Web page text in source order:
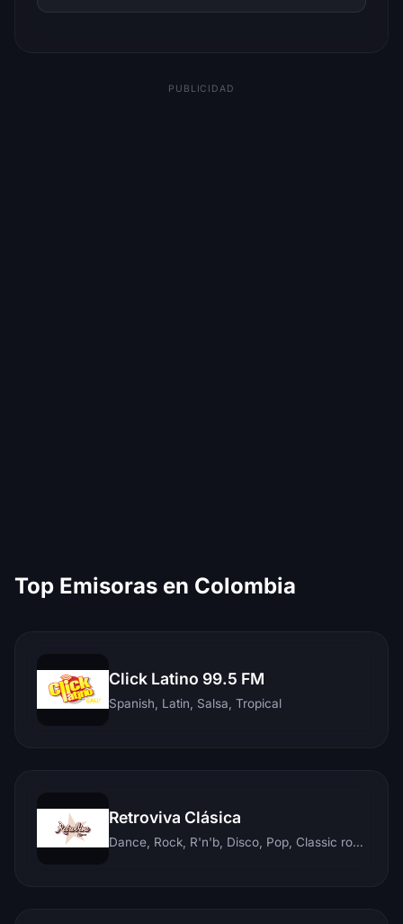
PUBLICIDAD
Top Emisoras en Colombia
Click Latino 99.5 FM
Spanish, Latin, Salsa, Tropical
Retroviva Clásica
Dance, Rock, R'n'b, Disco, Pop, Classic rock, Techno, Reggae